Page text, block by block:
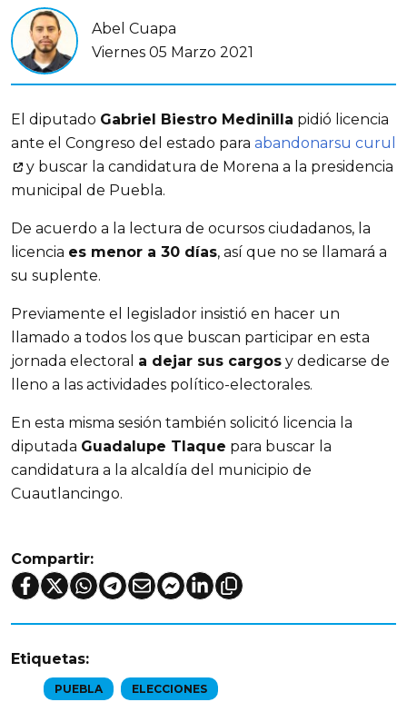
Abel Cuapa
Viernes 05 Marzo 2021
El diputado Gabriel Biestro Medinilla pidió licencia
ante el Congreso del estado para abandonarsu curul
y buscar la candidatura de Morena a la presidencia
municipal de Puebla.
De acuerdo a la lectura de ocursos ciudadanos, la
licencia es menor a 30 días, así que no se llamará a
su suplente.
Previamente el legislador insistió en hacer un
llamado a todos los que buscan participar en esta
jornada electoral a dejar sus cargos y dedicarse de
lleno a las actividades político-electorales.
En esta misma sesión también solicitó licencia la
diputada Guadalupe Tlaque para buscar la
candidatura a la alcaldía del municipio de
Cuautlancingo.
Compartir:
Etiquetas:
PUEBLA ELECCIONES